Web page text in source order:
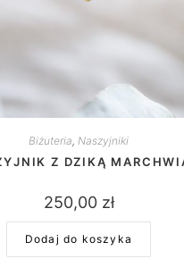
Biżuteria, Naszyjniki
Z DZIKĄ
250,00 zł
Dodaj do koszyka